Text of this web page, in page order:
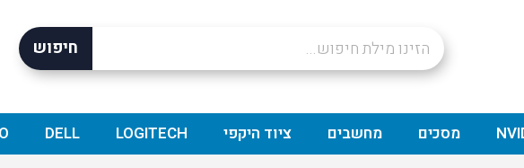
חיפוש
מסכים מחשבים ציוד היקפי LOGITECH
DELL